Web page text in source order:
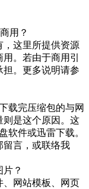
用？
，这里所提供资源
。若由于商用引
担。更多说明请参
载完压缩包的与网
则是这个原因。这
软件或迅雷下载。
留言，或联络我
？
、网站模板、网页